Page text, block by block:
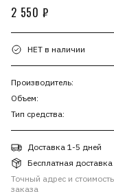
2 550 ₽
НЕТ в наличии
Производитель:
Объем:
Тип средства:
Доставка 1-5 дней
Бесплатная
Точный адрес и
заказа